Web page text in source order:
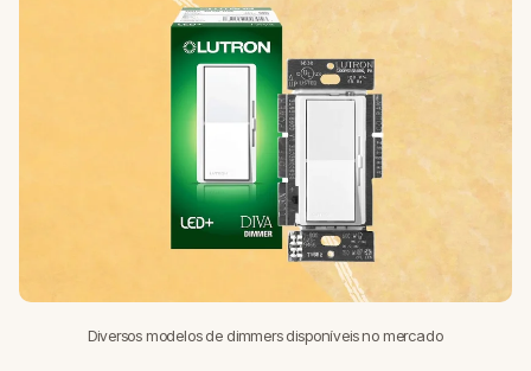
Diversos modelos de dimmers disponíveis no mercado